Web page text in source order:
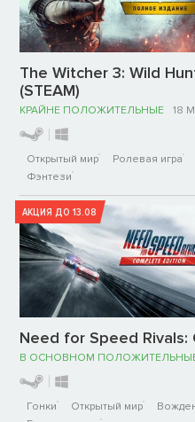
The Witcher 3: Wild
(STEAM)
КРАЙНЕ ПОЛОЖИТЕЛЬНЫЕ 18
Открытый мир Ролевая игра
Фэнтези
АКЦИЯ ДО 13.08
Need for Speed
В ОСНОВНОМ
Гонки Открытый мир